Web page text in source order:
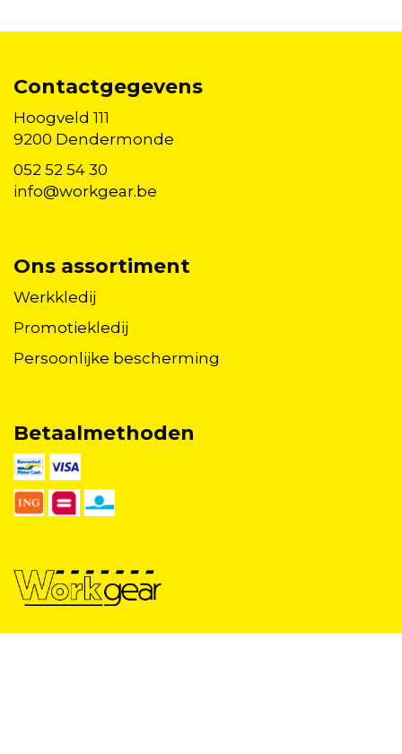
Contactgegevens
Hoogveld 111
9200 Dendermonde
052 52 54 30
info@workgear.be
Ons assortiment
Werkkledij
Promotiekledij
Persoonlijke bescherming
Betaalmethoden